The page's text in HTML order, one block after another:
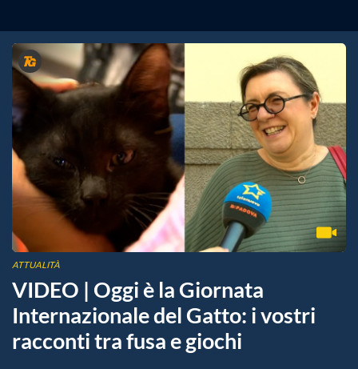
ATTUALITÀ
VIDEO | Oggi è la Giornata
Internazionale del Gatto: i vostri
racconti tra fusa e giochi